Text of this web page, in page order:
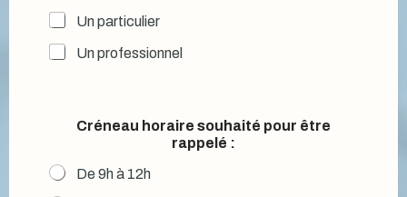
Un particulier
Un professionnel
Créneau horaire souhaité pour être
rappelé :
De 9h à 12h